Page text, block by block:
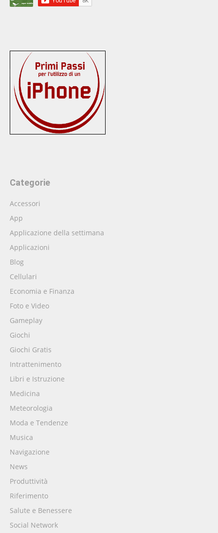
Categorie
Accessori
App
Applicazione della settimana
Applicazioni
Blog
Cellulari
Economia e Finanza
Foto e Video
Gameplay
Giochi
Giochi Gratis
Intrattenimento
Libri e Istruzione
Medicina
Meteorologia
Moda e Tendenze
Musica
Navigazione
News
Produttività
Riferimento
Salute e Benessere
Social Network